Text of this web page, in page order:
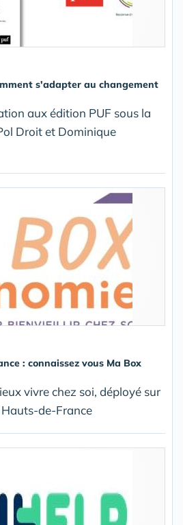
s'adapter au changement
aux édition PUF sous la
Droit et Dominique
: connaissez vous Ma Box
vivre chez soi, déployé sur
de-France